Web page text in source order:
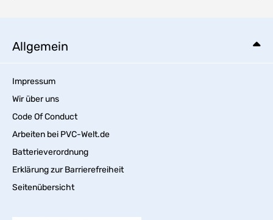
Allgemein
Impressum
Wir über uns
Code Of Conduct
Arbeiten bei PVC-Welt.de
Batterieverordnung
Erklärung zur Barrierefreiheit
Seitenübersicht